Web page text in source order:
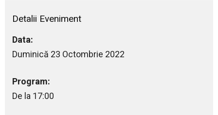
Detalii Eveniment
Data:
Duminică 23 Octombrie 2022
Program:
De la 17:00